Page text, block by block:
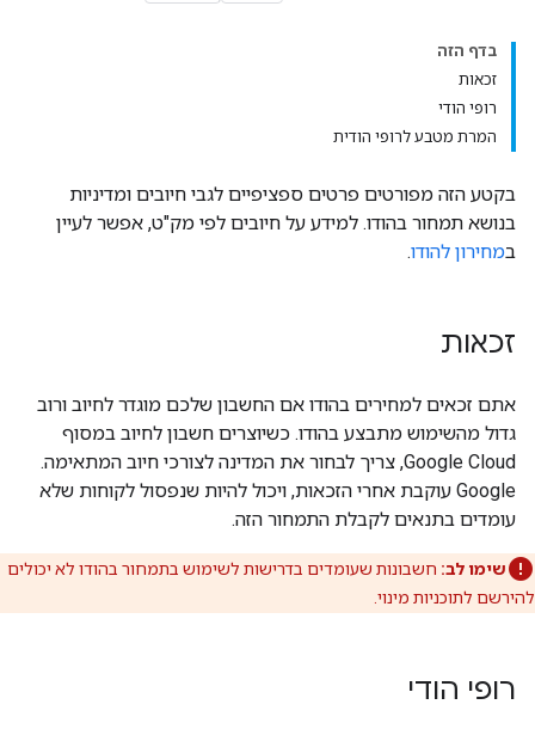
בדף הזה
זכאות
רופי הודי
המרת מטבע לרופי הודית
בקטע הזה מפורטים פרטים ספציפיים לגבי חיובים ומדיניות
בנושא תמחור בהודו. למידע על חיובים לפי מק"ט, אפשר לעיין
במחירון להודו.
זכאות
אתם זכאים למחירים בהודו אם החשבון שלכם מוגדר לחיוב ורוב
גדול מהשימוש מתבצע בהודו. כשיוצרים חשבון לחיוב במסוף
Google Cloud, צריך לבחור את המדינה לצורכי חיוב המתאימה.
‫Google עוקבת אחרי הזכאות, ויכול להיות שנפסול לקוחות שלא
עומדים בתנאים לקבלת התמחור הזה.
שימו לב: חשבונות שעומדים בדרישות לשימוש בתמחור בהודו לא יכולים
להירשם לתוכניות מינוי.
רופי הודי